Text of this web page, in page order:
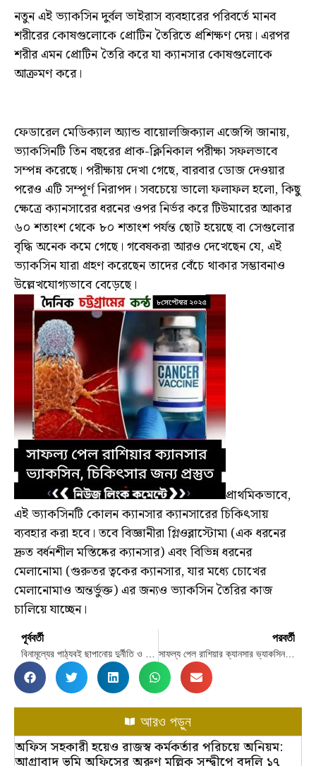
নতুন এই ভ্যাকসিন দুর্বল ভাইরাস ব্যবহারের পরিবর্তে মানব
শরীরের কোষগুলোকে প্রোটিন তৈরিতে প্রশিক্ষণ দেয়। এরপর
শরীর এমন প্রোটিন তৈরি করে যা ক্যানসার কোষগুলোকে
আক্রমণ করে।
ফেডারেল মেডিক্যাল অ্যান্ড বায়োলজিক্যাল এজেন্সি জানায়,
ভ্যাকসিনটি তিন বছরের প্রাক-ক্লিনিকাল পরীক্ষা সফলভাবে
সম্পন্ন করেছে। পরীক্ষায় দেখা গেছে, বারবার ডোজ দেওয়ার
পরেও এটি সম্পূর্ণ নিরাপদ। সবচেয়ে ভালো ফলাফল হলো, কিছু
ক্ষেত্রে ক্যানসারের ধরনের ওপর নির্ভর করে টিউমারের আকার
৬০ শতাংশ থেকে ৮০ শতাংশ পর্যন্ত ছোট হয়েছে বা সেগুলোর
বৃদ্ধি অনেক কমে গেছে। গবেষকরা আরও দেখেছেন যে, এই
ভ্যাকসিন যারা গ্রহণ করেছেন তাদের বেঁচে থাকার সম্ভাবনাও
উল্লেখযোগ্যভাবে বেড়েছে।
প্রাথমিকভাবে,
এই ভ্যাকসিনটি কোলন ক্যানসার ক্যানসারের চিকিৎসায়
ব্যবহার করা হবে। তবে বিজ্ঞানীরা গ্লিওব্লাস্টোমা (এক ধরনের
দ্রুত বর্ধনশীল মস্তিষ্কের ক্যানসার) এবং বিভিন্ন ধরনের
মেলানোমা (গুরুতর ত্বকের ক্যানসার, যার মধ্যে চোখের
মেলানোমাও অন্তর্ভুক্ত) এর জন্যও ভ্যাকসিন তৈরির কাজ
চালিয়ে যাচ্ছেন।
পূর্ববর্তী পরবর্তী
সাফল্য পেল রাশিয়ার ক্যানসার ভ্যাকসিন, চিকিৎসার জন্য প্রস্তুত
আরও পড়ুন
অফিস সহকারী হয়েও রাজস্ব কর্মকর্তার পরিচয়ে অনিয়ম:
আগ্রাবাদ ভূমি অফিসের অরুণ মল্লিক সন্দ্বীপে বদলি ১৭